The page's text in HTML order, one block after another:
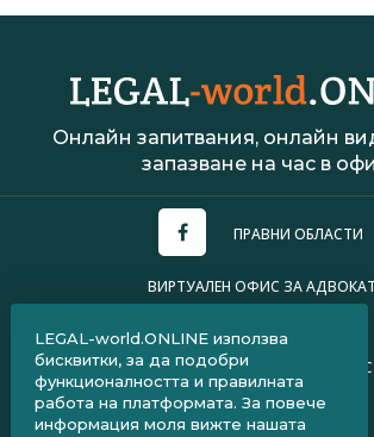
Онлайн запитвания, онлайн
запазване на час в
ПРАВНИ ОБЛАСТИ
ВИРТУАЛЕН ОФИС ЗА
ПОЛИТИКА ЗА
ЧЗВ ЗА КЛИЕНТИ
LEGAL-world.ONLINE използва
бисквитки, за да подобри
функционалността и правилната
работа на платформата. За повече
информация моля вижте нашата